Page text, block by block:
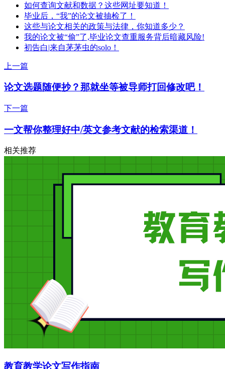
如何查询文献和数据？这些网址要知道！
毕业后，“我”的论文被抽检了！
这些与论文相关的政策与法律，你知道多少？
我的论文被“偷”了,毕业论文查重服务背后暗藏风险!
初告白|来自茅茅虫的solo！
上一篇
论文选题随便抄？那就坐等被导师打回修改吧！
下一篇
一文帮你整理好中/英文参考文献的检索渠道！
相关推荐
教育教学论文写作指南